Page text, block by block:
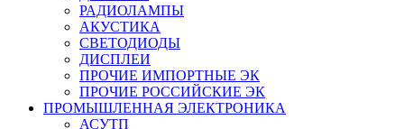
РАДИОЛАМПЫ
АКУСТИКА
СВЕТОДИОДЫ
ДИСПЛЕИ
ПРОЧИЕ ИМПОРТНЫЕ ЭК
ПРОЧИЕ РОССИЙСКИЕ ЭК
ПРОМЫШЛЕННАЯ ЭЛЕКТРОНИКА
АСУТП